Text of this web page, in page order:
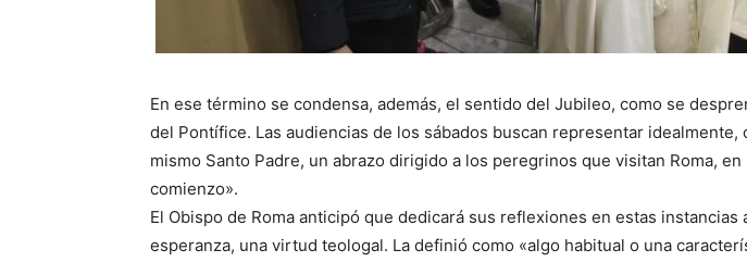
En ese término se condensa, además, el sentido del Jubileo, como se
del Pontífice. Las audiencias de los sábados buscan representar idealmente,
mismo Santo Padre, un abrazo dirigido a los peregrinos que visitan Roma,
comienzo».
El Obispo de Roma anticipó que dedicará sus reflexiones en estas instancias
esperanza, una virtud teologal. La definió como «algo habitual o una